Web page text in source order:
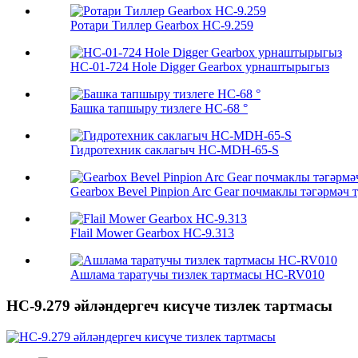
Ротари Тиллер Gearbox HC-9.259
HC-01-724 Hole Digger Gearbox урнаштырыгыз
Башка тапшыру тизлеге HC-68 °
Гидротехник саклагыч HC-MDH-65-S
Gearbox Bevel Pinpion Arc Gear почмаклы тәгәрмәч
Flail Mower Gearbox HC-9.313
Ашлама таратучы тизлек тартмасы HC-RV010
HC-9.279 әйләндергеч кисүче тизлек тартмасы